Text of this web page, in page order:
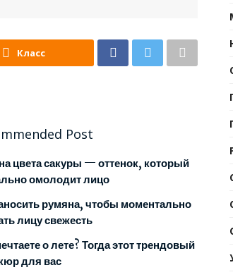
Класс
Post
цвета сакуры — оттенок, который
омолодит лицо
румяна, чтобы моментально
лицу свежесть
о лете? Тогда этот трендовый
для вас